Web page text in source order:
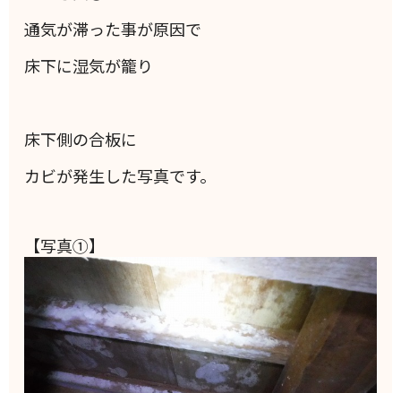
通気が滞った事が原因で
床下に湿気が籠り
床下側の合板に
カビが発生した写真です。
【写真①】